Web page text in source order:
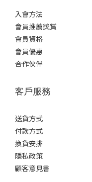
入會方法
會員推薦獎賞
會員資格
會員優惠
合作伙伴
客戶服務
送貨方式
付款方式
換貨安排
隱私政策
顧客意見書